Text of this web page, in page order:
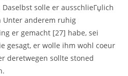
solle er ausschlieГџlich
Unter anderem ruhig
er gemacht [27] habe, sei
gesagt, er wolle ihm wohl coeur
deretwegen sollte stoned